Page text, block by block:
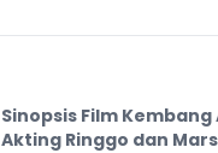
Sinopsis Film Kembang
Akting Ringgo dan